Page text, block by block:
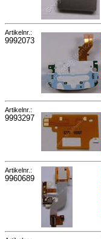
Artikelnr.:
9992073
Artikelnr.:
9993297
Artikelnr.:
9960689